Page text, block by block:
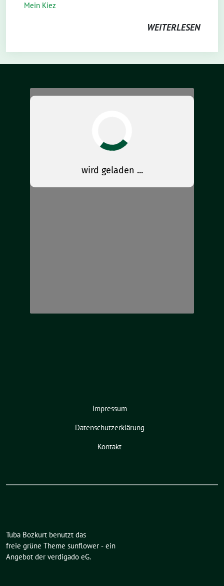
Mein Kiez
WEITERLESEN
Impressum
Datenschutzerklärung
Kontakt
Tuba Bozkurt benutzt das
freie grüne Theme sunflower ‐ ein
Angebot der verdigado eG.